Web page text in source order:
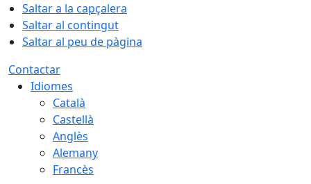
Saltar a la capçalera
Saltar al contingut
Saltar al peu de pàgina
Contactar
Idiomes
Català
Castellà
Anglès
Alemany
Francès